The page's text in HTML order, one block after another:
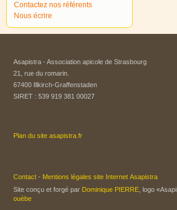
Contactez nos référents
Nous écrire
Asapistra - Association apicole de Strasbourg​
21, rue du romarin.
67400 Illkirch-Graffenstaden
SIRET : 539 919 381 00027
Plan du site asapistra.fr
Contact - Mentions légales site Internet Asapistra
Site conçu et forgé par Dominique PIERRE, logo
ouèbe